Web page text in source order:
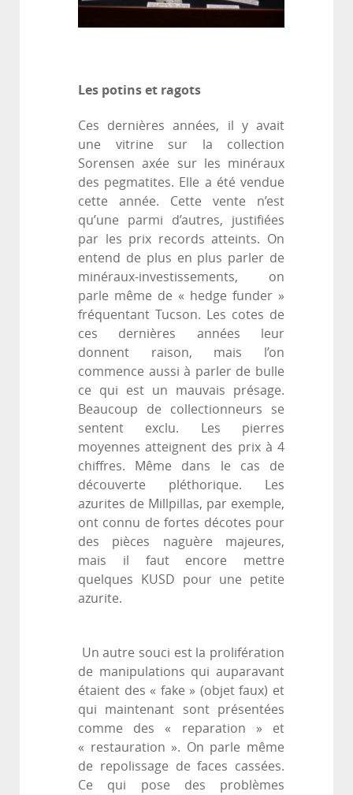
Les potins et ragots
Ces dernières années, il y avait
une vitrine sur la collection
Sorensen axée sur les minéraux
des pegmatites. Elle a été vendue
cette année. Cette vente n’est
qu’une parmi d’autres, justifiées
par les prix records atteints. On
entend de plus en plus parler de
minéraux-investissements, on
parle même de « hedge funder »
fréquentant Tucson. Les cotes de
ces dernières années leur
donnent raison, mais l’on
commence aussi à parler de bulle
ce qui est un mauvais présage.
Beaucoup de collectionneurs se
sentent exclu. Les pierres
moyennes atteignent des prix à 4
chiffres. Même dans le cas de
découverte pléthorique. Les
azurites de Millpillas, par exemple,
ont connu de fortes décotes pour
des pièces naguère majeures,
mais il faut encore mettre
quelques KUSD pour une petite
azurite.
Un autre souci est la prolifération
de manipulations qui auparavant
étaient des « fake » (objet faux) et
qui maintenant sont présentées
comme des « reparation » et
« restauration ». On parle même
de repolissage de faces cassées.
Ce qui pose des problèmes